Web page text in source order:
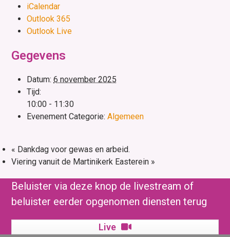
iCalendar
Outlook 365
Outlook Live
Gegevens
Datum: 6 november 2025
Tijd:
10:00 - 11:30
Evenement Categorie: Algemeen
« Dankdag voor gewas en arbeid.
Viering vanuit de Martinikerk Easterein »
Beluister via deze knop de livestream of
beluister eerder opgenomen diensten terug
Live